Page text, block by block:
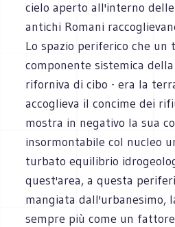
cielo aperto all'interno
antichi Romani
Lo spazio periferico che un
componente sistemica
riforniva di cibo - era la
accoglieva il concime dei
mostra in negativo la sua
insormontabile col nucleo
turbato equilibrio
quest'area, a questa
mangiata dall'urbanesimo,
sempre più come un